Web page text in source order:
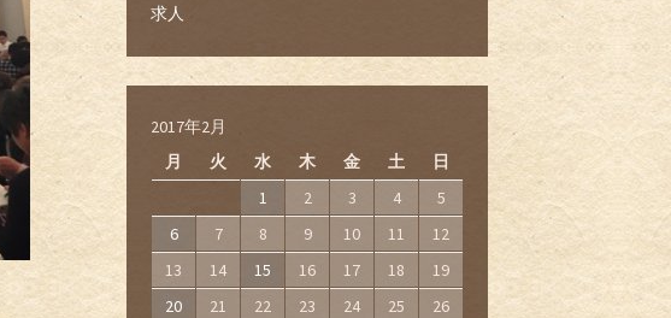
求人
2017年2月
月
火 水 木 金 土 日
1 2 3 4
5
6
7 8 9 10 11
12
13
14 15 16 17 18
19
20
21 22 23 24 25
26